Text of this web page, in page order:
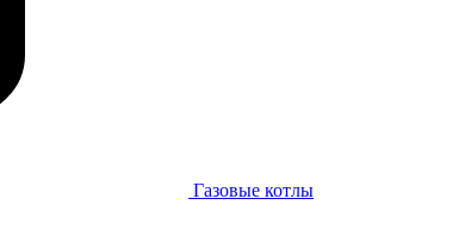
Газовые котлы